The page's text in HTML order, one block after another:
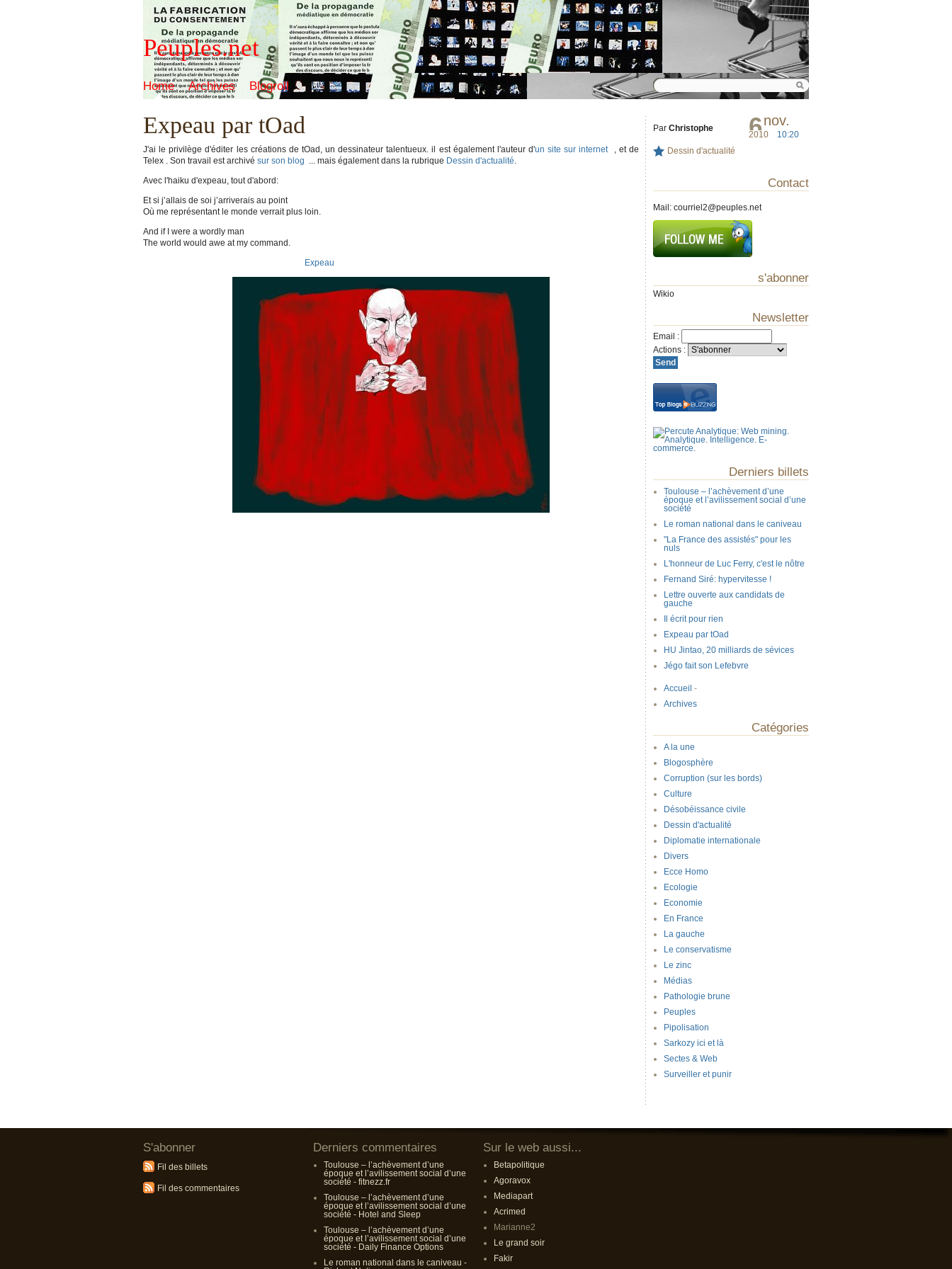
Peuples.net
Home Archives Blogroll
Expeau par tOad 6nov.
2010 10:20
Par Christophe
Dessin d'actualité
J'ai le privilège d'éditer les créations de tOad, un dessinateur talentueux. il est également l'auteur d'un site sur internet
, et de
Telex . Son travail est archivé sur son blog ... mais également dans la rubrique Dessin d'actualité.
Avec l'haiku d'expeau, tout d'abord:
Et si j’allais de soi j’arriverais au point
Où me représentant le monde verrait plus loin.
And if I were a wordly man
The world would awe at my command.
Expeau
Contact
Mail: courriel2@peuples.net
s'abonner
Wikio
Newsletter
Email :
Actions :
Derniers billets
Toulouse – l’achèvement d’une
époque et l’avilissement social d’une
société
Le roman national dans le caniveau
"La France des assistés" pour les
nuls
L'honneur de Luc Ferry, c'est le nôtre
Fernand Siré: hypervitesse !
Lettre ouverte aux candidats de
gauche
Il écrit pour rien
Expeau par tOad
HU Jintao, 20 milliards de sévices
Jégo fait son Lefebvre
Accueil -
Archives
Catégories
A la une
Blogosphère
Corruption (sur les bords)
Culture
Désobéissance civile
Dessin d'actualité
Diplomatie internationale
Divers
Ecce Homo
Ecologie
Economie
En France
La gauche
Le conservatisme
Le zinc
Médias
Pathologie brune
Peuples
Pipolisation
Sarkozy ici et là
Sectes & Web
Surveiller et punir
S'abonner
Fil des billets
Fil des commentaires
Derniers commentaires
Toulouse – l’achèvement d’une
époque et l’avilissement social d’une
société - fitnezz.fr
Toulouse – l’achèvement d’une
époque et l’avilissement social d’une
société - Hotel and Sleep
Toulouse – l’achèvement d’une
époque et l’avilissement social d’une
société - Daily Finance Options
Le roman national dans le caniveau -
Sur le web aussi...
Betapolitique
Agoravox
Mediapart
Acrimed
Marianne2
Le grand soir
Fakir